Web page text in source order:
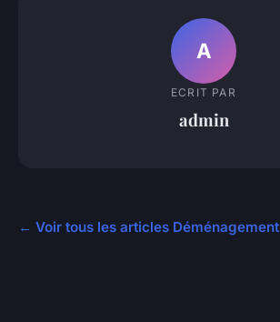
A
ECRIT PAR
admin
← Voir tous les articles Déménagement